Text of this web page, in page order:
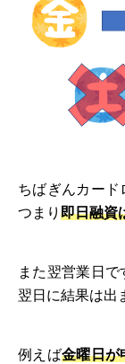
ちばぎんカー
つまり 即日融資
また翌営業日で
翌日に結果は出
例えば金曜日が